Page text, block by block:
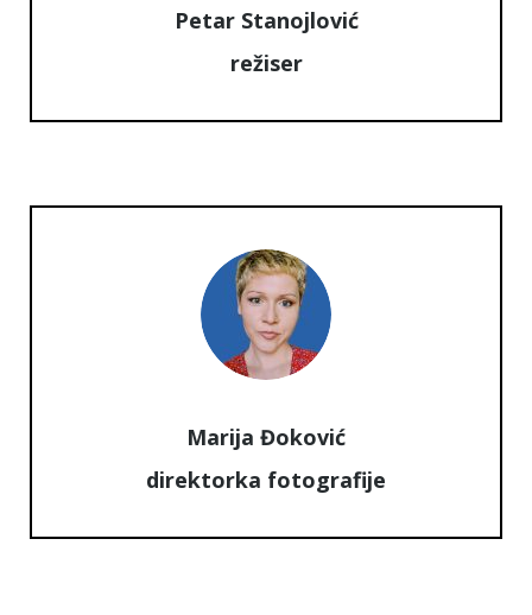
Petar Stanojlović
režiser
Marija Đoković
direktorka fotografije